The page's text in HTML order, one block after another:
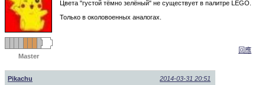
Master
Цвета "густой тёмно зелёный" не существует в палитре LEGO.
Только в околовоенных аналогах.
回應
Pikachu 2014-03-31 20:51